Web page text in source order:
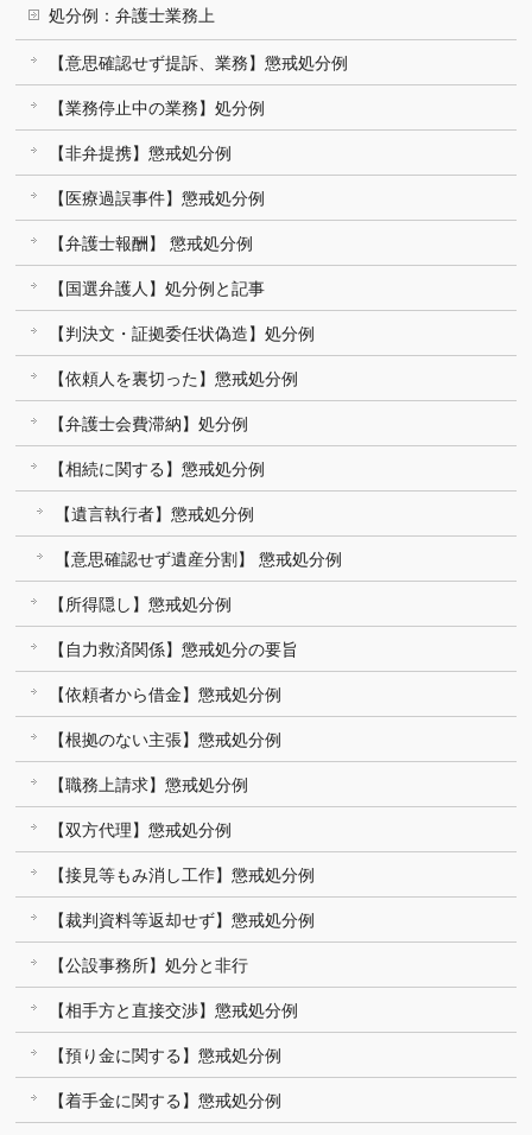
処分例：弁護士業務上
【意思確認せず提訴、業務】懲戒処分例
【業務停止中の業務】処分例
【非弁提携】懲戒処分例
【医療過誤事件】懲戒処分例
【弁護士報酬】 懲戒処分例
【国選弁護人】処分例と記事
【判決文・証拠委任状偽造】処分例
【依頼人を裏切った】懲戒処分例
【弁護士会費滞納】処分例
【相続に関する】懲戒処分例
【遺言執行者】懲戒処分例
【意思確認せず遺産分割】 懲戒処分例
【所得隠し】懲戒処分例
【自力救済関係】懲戒処分の要旨
【依頼者から借金】懲戒処分例
【根拠のない主張】懲戒処分例
【職務上請求】懲戒処分例
【双方代理】懲戒処分例
【接見等もみ消し工作】懲戒処分例
【裁判資料等返却せず】懲戒処分例
【公設事務所】処分と非行
【相手方と直接交渉】懲戒処分例
【預り金に関する】懲戒処分例
【着手金に関する】懲戒処分例